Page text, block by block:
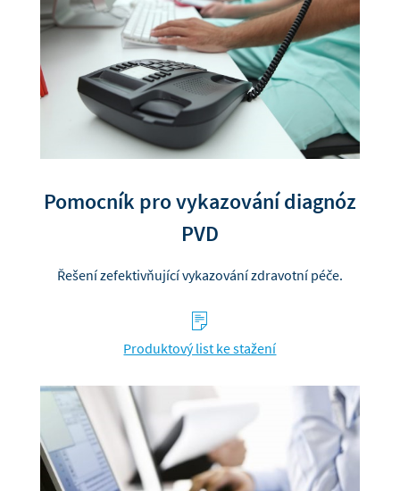
Pomocník pro vykazování diagnóz
PVD
Řešení zefektivňující vykazování zdravotní péče.
s
Produktový list ke stažení